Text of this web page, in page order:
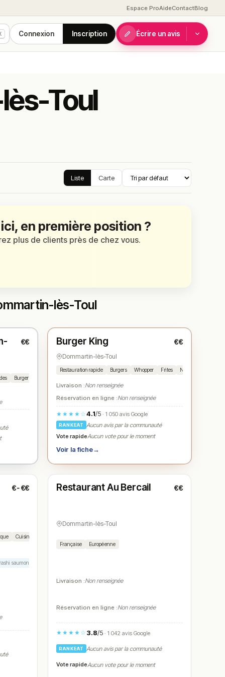
Espace ProAideContactBlog
Connexion Inscription Écrire un avis
Toul
Liste Carte
en première position ?
plus de clients près de chez vous.
lès-Toul
€€
Burgers
★ N° 3
Burger King €€
Dommartin-lès-Toul
Restauration rapide Burgers Whopper Frites Nuggets
Livraison :Non renseignée
Réservation en ligne :Non renseignée
★★★★☆4.1/5 · 1 050 avis Google
RANKEAT
Aucun avis par la communauté
Vote rapideAucun vote pour le moment
Voir la fiche→
€-€€
Cuisine chinoise
saumon
N° 5
Ouvert(12:00 – 14:00, 19:00 – 22:00)
Restaurant Au Bercail €€
Dommartin-lès-Toul
Française Européenne
Livraison :Non renseignée
Réservation en ligne :Non renseignée
★★★★☆ 3.8/5 · 1 042 avis Google
RANKEAT Aucun avis par la communauté
Vote rapideAucun vote pour le moment